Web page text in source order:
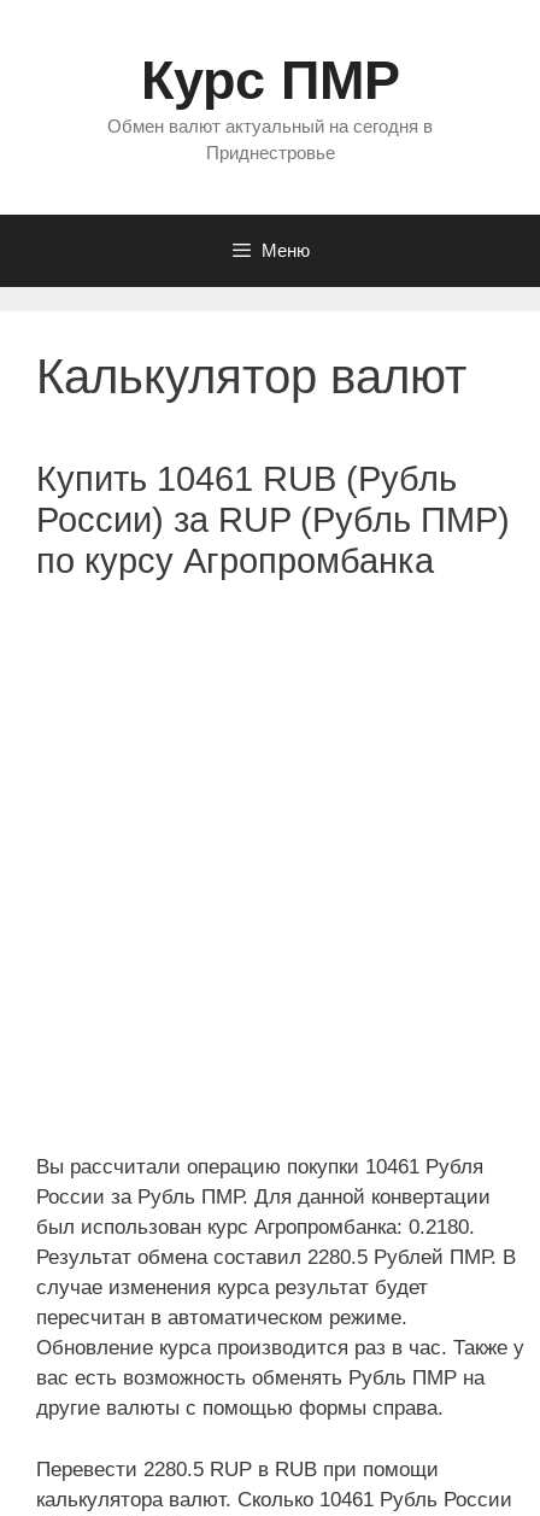
Курс ПМР
Обмен валют актуальный на сегодня в
Приднестровье
Меню
Калькулятор валют
Купить 10461 RUB (Рубль
России) за RUP (Рубль ПМР)
по курсу Агропромбанка
Вы рассчитали операцию покупки 10461 Рубля
России за Рубль ПМР. Для данной конвертации
был использован курс Агропромбанка: 0.2180.
Результат обмена составил 2280.5 Рублей ПМР. В
случае изменения курса результат будет
пересчитан в автоматическом режиме.
Обновление курса производится раз в час. Также у
вас есть возможность обменять Рубль ПМР на
другие валюты с помощью формы справа.
Перевести 2280.5 RUP в RUB при помощи
калькулятора валют. Сколько 10461 Рубль России